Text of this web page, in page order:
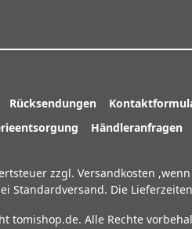
Rücksendungen
Händleranfragen
zzgl. Versandkosten
Die
tomishop.de. Alle Rechte